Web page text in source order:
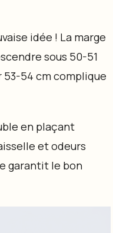
idée ! La marge
sous 50-51
53-54 cm complique
en plaçant
et odeurs
garantit le bon